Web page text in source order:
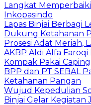
Langkat
Inkopasindo
Lapas Binjai Berbagi
Dukung Ketahanan
Prosesi Adat Meriah,
AKBP Aldi Alfa
Kompak Pakai
BPP dan PT SEBAL
Ketahanan Pangan
Wujud Kepedulian
Binjai Gelar Kegiatan